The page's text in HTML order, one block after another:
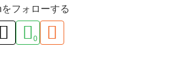
フォローする
0